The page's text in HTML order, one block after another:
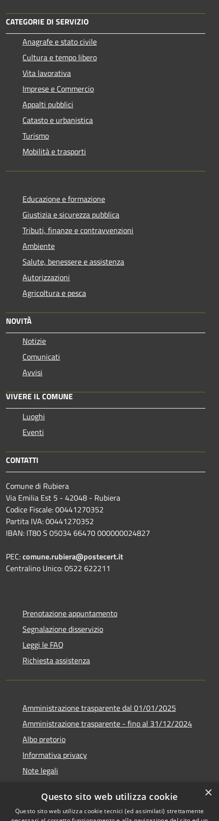
CATEGORIE DI SERVIZIO
Anagrafe e stato civile
Cultura e tempo libero
Vita lavorativa
Imprese e Commercio
Appalti pubblici
Catasto e urbanistica
Turismo
Mobilità e trasporti
Educazione e formazione
Giustizia e sicurezza pubblica
Tributi, finanze e contravvenzioni
Ambiente
Salute, benessere e assistenza
Autorizzazioni
Agricoltura e pesca
NOVITÀ
Notizie
Comunicati
Avvisi
VIVERE IL COMUNE
Luoghi
Eventi
CONTATTI
Comune di Rubiera
Via Emilia Est 5 - 42048 - Rubiera
Codice Fiscale: 00441270352
Partita IVA: 00441270352
IBAN: IT80 S 05034 66470 000000024827
PEC:comune.rubiera@postecert.it
Centralino Unico: 0522 622211
Prenotazione appuntamento
Segnalazione disservizio
Leggi le FAQ
Richiesta assistenza
Amministrazione trasparente dal 01/01/2025
Amministrazione trasparente - fino al 31/12/2024
Albo pretorio
Informativa privacy
Note legali
Piano di miglioramento del sito
×
Questo sito web utilizza cookie
Questo sito web utilizza cookie tecnici (ed assimilati) strettamente